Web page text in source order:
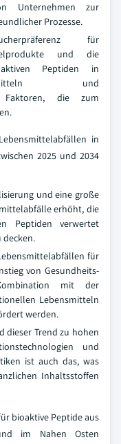
Unternehmen zur
Prozesse.
für
und die
Peptiden in
und
Faktoren, die zum
in
2025 und 2034
und eine große
erhöht, die
Peptiden verwertet
decken.
für
von Gesundheits-
mit der
Lebensmitteln
werden.
dieser Trend zu hohen
und
ist auch das, was
Inhaltsstoffen
bioaktive Peptide aus
im Nahen Osten